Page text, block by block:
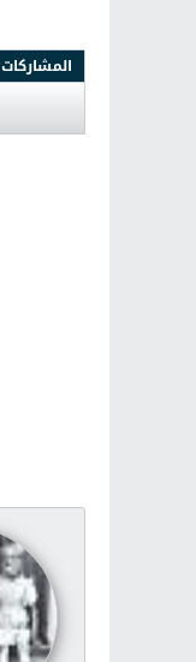
المشاركات